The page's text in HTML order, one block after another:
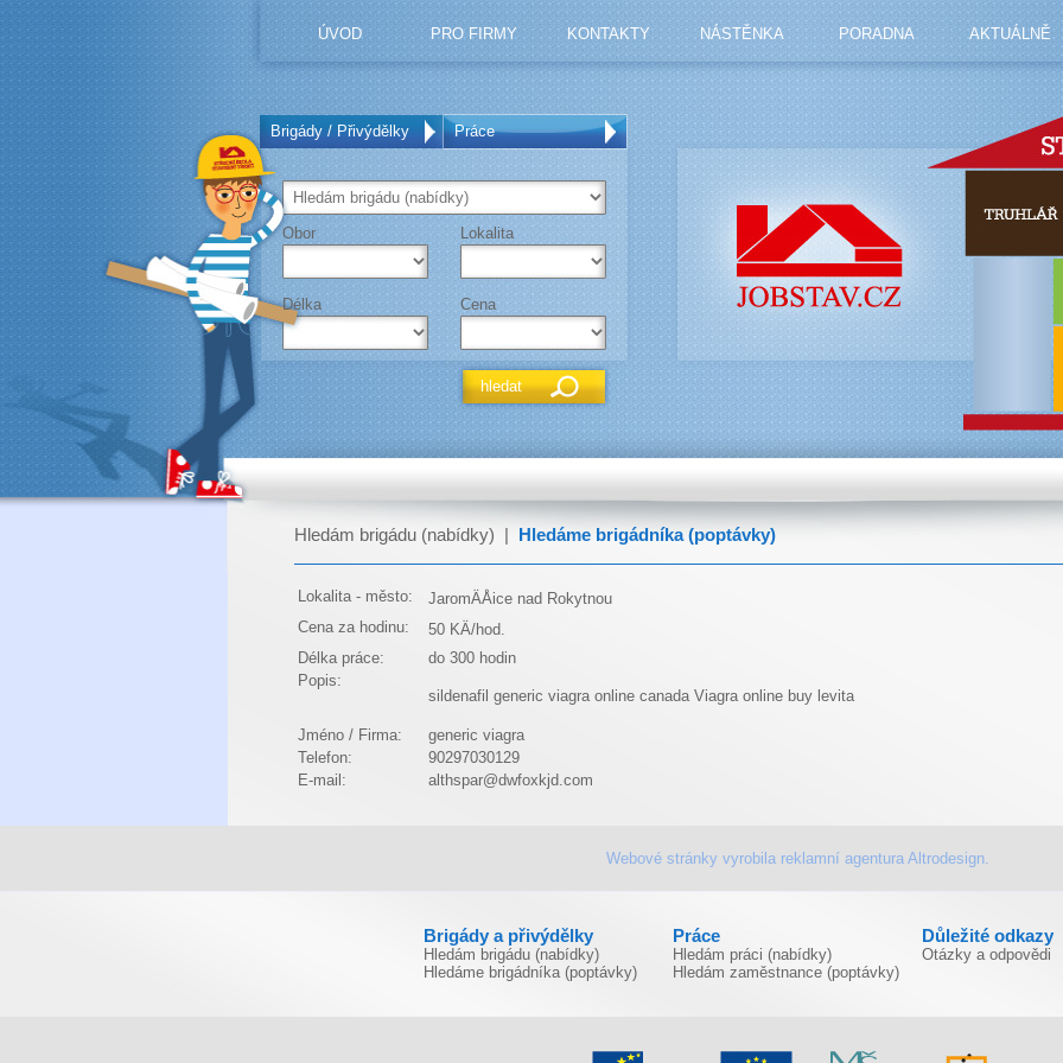
ÚVOD PRO FIRMY KONTAKTY NÁSTĚNKA PORADNA AKTUÁLNĚ
Brigády / Přivýdělky Práce
Obor Lokalita
Délka Cena
Hledám brigádu (nabídky) Hledáme brigádníka (poptávky)
Lokalita - město:
JaromÄÅice nad Rokytnou
Cena za hodinu:
50 KÄ/hod.
Délka práce:
do 300 hodin
Popis:
sildenafil generic viagra online canada Viagra online buy levita
Jméno / Firma:
generic viagra
Telefon:
90297030129
E-mail:
althspar@dwfoxkjd.com
Webové stránky vyrobila reklamní agenturaAltrodesign.
Brigády a přivýdělky
Hledám brigádu (nabídky)
Hledáme brigádníka (poptávky)
Práce
Hledám práci (nabídky)
Hledám zaměstnance (poptávky)
Důležité odkazy
Otázky a odpovědi